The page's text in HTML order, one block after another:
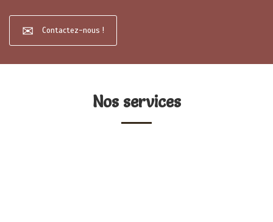
Contactez-nous !
Nos services